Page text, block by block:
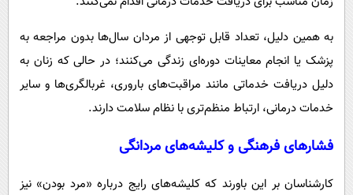
به همین دلیل، تعداد قابل توجهی از مردان سال‌ها بدون مراجعه به
پزشک یا انجام معاینات دوره‌ای زندگی می‌کنند؛ در حالی که زنان به
دلیل دریافت خدماتی مانند مراقبت‌های باروری، غربالگری‌ها و سایر
خدمات درمانی، ارتباط منظم‌تری با نظام سلامت دارند.
فشارهای فرهنگی و کلیشه‌های مردانگی
کارشناسان بر این باورند که کلیشه‌های رایج درباره «مرد بودن» نیز